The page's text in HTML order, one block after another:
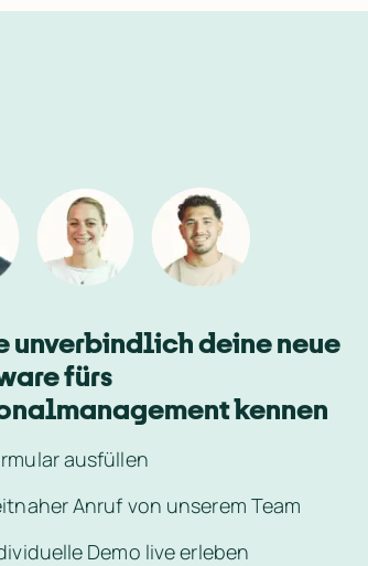
den Vertrag direkt per Mausklick. So
unverbindlich deine neue
fürs
kennen
ausfüllen
Anruf von unserem Team
Demo live erleben